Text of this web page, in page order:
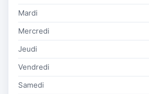
Mardi
Mercredi
Jeudi
Vendredi
Samedi